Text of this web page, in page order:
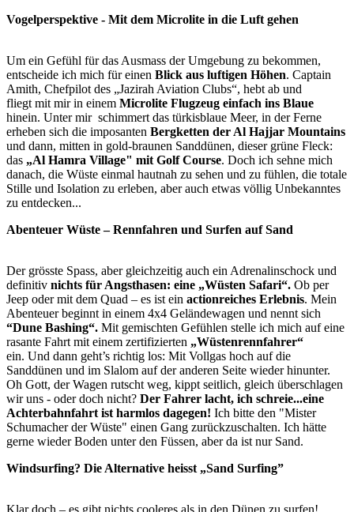
Vogelperspektive - Mit dem Microlite in die Luft gehen
Um ein Gefühl für das Ausmass der Umgebung zu bekommen,
entscheide ich mich für einen Blick aus luftigen Höhen. Captain
Amith, Chefpilot des „Jazirah Aviation Clubs“, hebt ab und
fliegt mit mir in einem Microlite Flugzeug einfach ins Blaue
hinein. Unter mir schimmert das türkisblaue Meer, in der Ferne
erheben sich die imposanten Bergketten der Al Hajjar Mountains
und dann, mitten in gold-braunen Sanddünen, dieser grüne Fleck:
das „Al Hamra Village" mit Golf Course. Doch ich sehne mich
danach, die Wüste einmal hautnah zu sehen und zu fühlen, die totale
Stille und Isolation zu erleben, aber auch etwas völlig Unbekanntes
zu entdecken...
Abenteuer Wüste – Rennfahren und Surfen auf Sand
Der grösste Spass, aber gleichzeitig auch ein Adrenalinschock und
definitiv nichts für Angsthasen: eine „Wüsten Safari“. Ob per
Jeep oder mit dem Quad – es ist ein actionreiches Erlebnis. Mein
Abenteuer beginnt in einem 4x4 Geländewagen und nennt sich
“Dune Bashing“. Mit gemischten Gefühlen stelle ich mich auf eine
rasante Fahrt mit einem zertifizierten „Wüstenrennfahrer“
ein. Und dann geht’s richtig los: Mit Vollgas hoch auf die
Sanddünen und im Slalom auf der anderen Seite wieder hinunter.
Oh Gott, der Wagen rutscht weg, kippt seitlich, gleich überschlagen
wir uns - oder doch nicht? Der Fahrer lacht, ich schreie...eine
Achterbahnfahrt ist harmlos dagegen! Ich bitte den "Mister
Schumacher der Wüste" einen Gang zurückzuschalten. Ich hätte
gerne wieder Boden unter den Füssen, aber da ist nur Sand.
Windsurfing? Die Alternative heisst „Sand Surfing”
Klar doch – es gibt nichts cooleres als in den Dünen zu surfen!